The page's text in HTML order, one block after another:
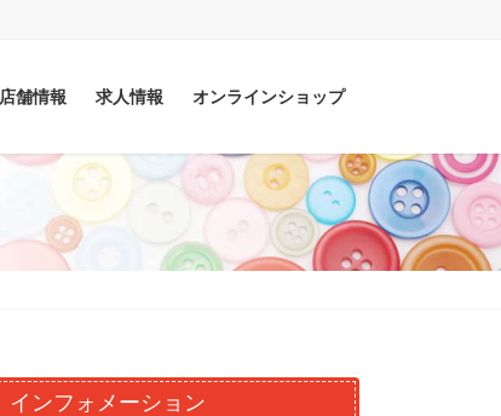
店舗情報 求人情報 オンラインショップ
インフォメーション